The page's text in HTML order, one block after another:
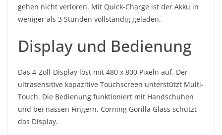
gehen nicht verloren. Mit Quick-Charge ist der Akku in
weniger als 3 Stunden vollständig geladen.
Display und Bedienung
Das 4-Zoll-Display löst mit 480 x 800 Pixeln auf. Der
ultrasensitive kapazitive Touchscreen unterstützt Multi-
Touch. Die Bedienung funktioniert mit Handschuhen
und bei nassen Fingern. Corning Gorilla Glass schützt
das Display.